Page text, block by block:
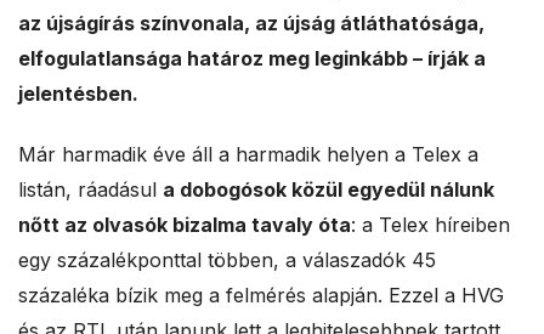
l
s
az újságírás színvonala, az újság átláthatósága,
elfogulatlansága határoz meg leginkább – írják a
jelentésben.
Már harmadik éve áll a harmadik helyen a Telex a
listán, ráadásul a dobogósok közül egyedül nálunk
nőtt az olvasók bizalma tavaly óta: a Telex híreiben
egy százalékponttal többen, a válaszadók 45
százaléka bízik meg a felmérés alapján. Ezzel a HVG